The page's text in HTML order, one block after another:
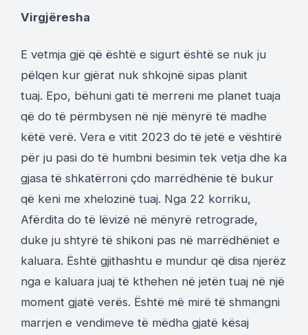
Virgjëresha
E vetmja gjë që është e sigurt është se nuk ju
pëlqen kur gjërat nuk shkojnë sipas planit
tuaj. Epo, bëhuni gati të merreni me planet tuaja
që do të përmbysen në një mënyrë të madhe
këtë verë. Vera e vitit 2023 do të jetë e vështirë
për ju pasi do të humbni besimin tek vetja dhe ka
gjasa të shkatërroni çdo marrëdhënie të bukur
që keni me xhelozinë tuaj. Nga 22 korriku,
Afërdita do të lëvizë në mënyrë retrograde,
duke ju shtyrë të shikoni pas në marrëdhëniet e
kaluara. Është gjithashtu e mundur që disa njerëz
nga e kaluara juaj të kthehen në jetën tuaj në një
moment gjatë verës. Është më mirë të shmangni
marrjen e vendimeve të mëdha gjatë kësaj